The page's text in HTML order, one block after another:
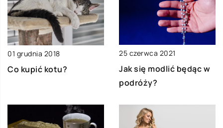
01 grudnia 2018
Co kupić kotu?
25 czerwca 2021
Jak się modlić będąc w
podróży?